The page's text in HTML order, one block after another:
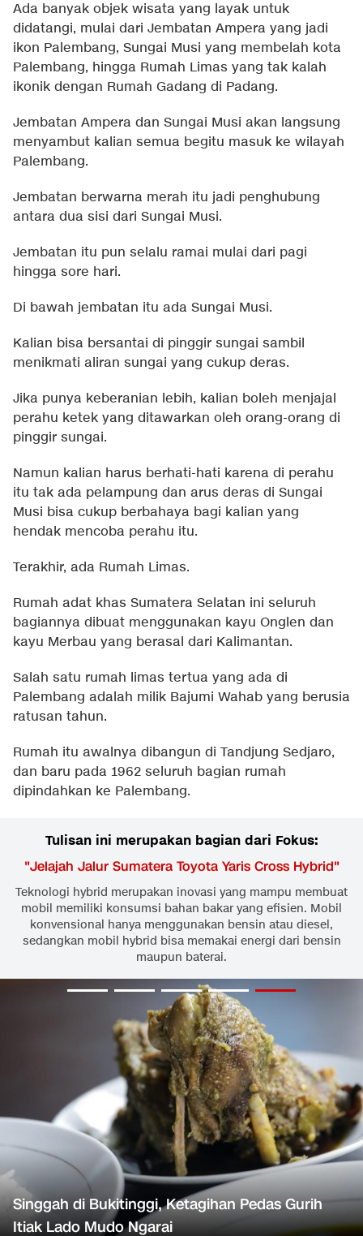
Ada banyak objek wisata yang layak untuk
didatangi, mulai dari Jembatan Ampera yang jadi
ikon Palembang, Sungai Musi yang membelah kota
Palembang, hingga Rumah Limas yang tak kalah
ikonik dengan Rumah Gadang di Padang.
Jembatan Ampera dan Sungai Musi akan langsung
menyambut kalian semua begitu masuk ke wilayah
Palembang.
Jembatan berwarna merah itu jadi penghubung
antara dua sisi dari Sungai Musi.
Jembatan itu pun selalu ramai mulai dari pagi
hingga sore hari.
Di bawah jembatan itu ada Sungai Musi.
Kalian bisa bersantai di pinggir sungai sambil
menikmati aliran sungai yang cukup deras.
Jika punya keberanian lebih, kalian boleh menjajal
perahu ketek yang ditawarkan oleh orang-orang di
pinggir sungai.
Namun kalian harus berhati-hati karena di perahu
itu tak ada pelampung dan arus deras di Sungai
Musi bisa cukup berbahaya bagi kalian yang
hendak mencoba perahu itu.
Terakhir, ada Rumah Limas.
Rumah adat khas Sumatera Selatan ini seluruh
bagiannya dibuat menggunakan kayu Onglen dan
kayu Merbau yang berasal dari Kalimantan.
Salah satu rumah limas tertua yang ada di
Palembang adalah milik Bajumi Wahab yang berusia
ratusan tahun.
Rumah itu awalnya dibangun di Tandjung Sedjaro,
dan baru pada 1962 seluruh bagian rumah
dipindahkan ke Palembang.
Tulisan ini merupakan bagian dari Fokus:
"Jelajah Jalur Sumatera Toyota Yaris Cross Hybrid"
Teknologi hybrid merupakan inovasi yang mampu membuat
mobil memiliki konsumsi bahan bakar yang efisien. Mobil
konvensional hanya menggunakan bensin atau diesel,
sedangkan mobil hybrid bisa memakai energi dari bensin
maupun baterai.
Singgah di Bukitinggi, Ketagihan Pedas Gurih
Itiak Lado Mudo Ngarai